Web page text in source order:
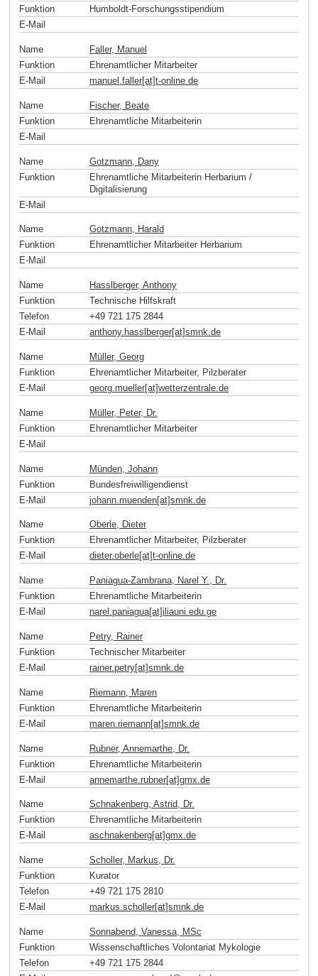
Funktion
Humboldt-Forschungsstipendium
E-Mail
Name
Faller, Manuel
Funktion
Ehrenamtlicher Mitarbeiter
E-Mail
manuel.faller[at]t-online.de
Name
Fischer, Beate
Funktion
Ehrenamtliche Mitarbeiterin
E-Mail
Name
Gotzmann, Dany
Funktion
Ehrenamtliche Mitarbeiterin Herbarium /
Digitalisierung
E-Mail
Name
Gotzmann, Harald
Funktion
Ehrenamtlicher Mitarbeiter Herbarium
E-Mail
Name
Hasslberger, Anthony
Funktion
Technische Hilfskraft
Telefon
+49 721 175 2844
E-Mail
anthony.hasslberger[at]smnk.de
Name
Müller, Georg
Funktion
Ehrenamtlicher Mitarbeiter, Pilzberater
E-Mail
georg.mueller[at]wetterzentrale de
Name
Müller, Peter, Dr.
Funktion
Ehrenamtlicher Mitarbeiter
E-Mail
Name
Münden, Johann
Funktion
Bundesfreiwilligendienst
E-Mail
johann.muenden[at]smnk de
Name
Oberle, Dieter
Funktion
Ehrenamtlicher Mitarbeiter, Pilzberater
E-Mail
dieter.oberle[at]t-online.de
Name
Paniagua-Zambrana, Narel Y., Dr.
Funktion
Ehrenamtliche Mitarbeiterin
E-Mail
narel.paniagua[at]iliauni.edu.ge
Name
Petry, Rainer
Funktion
Technischer Mitarbeiter
E-Mail
rainer.petry[at]smnk de
Name
Riemann, Maren
Funktion
Ehrenamtliche Mitarbeiterin
E-Mail
maren.riemann[at]smnk de
Name
Rubner, Annemarthe, Dr.
Funktion
Ehrenamtliche Mitarbeiterin
E-Mail
annemarthe.rubner[at]gmx de
Name
Schnakenberg, Astrid, Dr.
Funktion
Ehrenamtliche Mitarbeiterin
E-Mail
aschnakenberg[at]gmx.de
Name
Scholler, Markus, Dr.
Funktion
Kurator
Telefon
+49 721 175 2810
E-Mail
markus.scholler[at]smnk.de
Name
Sonnabend, Vanessa, MSc
Funktion
Wissenschaftliches Volontariat Mykologie
Telefon
+49 721 175 2844